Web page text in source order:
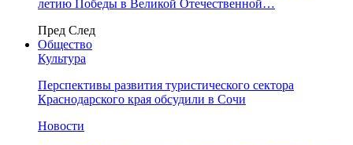
летию Победы в Великой Отечественной…
Пред След
Общество
Культура
Перспективы развития туристического сектора
Краснодарского края обсудили в Сочи
Новости